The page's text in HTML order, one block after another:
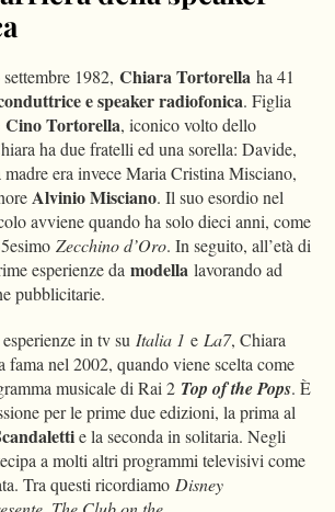
1982, Chiara Tortorella ha 41
e speaker radiofonica. Figlia
Cino Tortorella, iconico volto dello
ha due fratelli ed una sorella: Davide,
era invece Maria Cristina Misciano,
Alvinio Misciano. Il suo esordio nel
avviene quando ha solo dieci anni, come
Zecchino d’Oro. In seguito, all’età di
esperienze da modella lavorando ad
pubblicitarie.
in tv su Italia 1 e La7, Chiara
fama nel 2002, quando viene scelta come
musicale di Rai 2 Top of the Pops. È
per le prime due edizioni, la prima al
e la seconda in solitaria. Negli
a molti altri programmi televisivi come
Tra questi ricordiamo Disney